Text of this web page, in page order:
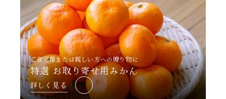
ご自宅用または親しい方への贈り物に
特選 お取り寄せ用みかん
詳しく見る